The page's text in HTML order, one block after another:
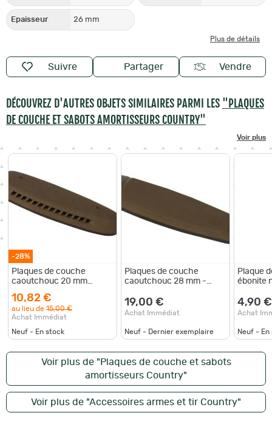
Epaisseur 26 mm
Plus de détails
Suivre Partager Vendre
DÉCOUVREZ D'AUTRES OBJETS SIMILAIRES PARMI LES "PLAQUES
DE COUCHE ET SABOTS AMORTISSEURS COUNTRY"
Voir plus
-28%
Plaques de couche
caoutchouc 20 mm
10,82 €
au lieu de 15,00 €
Achat Immédiat
Neuf - En stock
Plaques de couche
caoutchouc 28 mm -
19,00 €
Achat Immédiat
Neuf - Dernier exemplaire
Plaque
ébonite
4,90 €
Achat
Neuf - En
Voir plus de "Plaques de couche et sabots
amortisseurs Country"
Voir plus de "Accessoires armes et tir Country"